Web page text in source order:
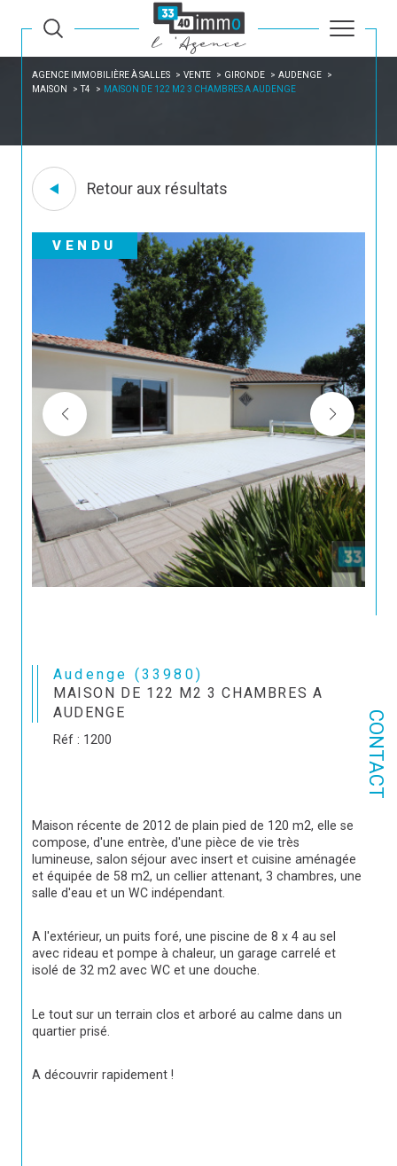
CONTACT
AGENCE IMMOBILIÈRE À SALLES VENTE GIRONDE
AUDENGE
MAISON
T4 MAISON DE 122 M2 3 CHAMBRES A AUDENGE
Retour aux résultats
VENDU
Audenge (33980)
MAISON DE 122 M2 3 CHAMBRES A
AUDENGE
Réf : 1200
Maison récente de 2012 de plain pied de 120 m2, elle se
compose, d'une entrèe, d'une pièce de vie très
lumineuse, salon séjour avec insert et cuisine aménagée
et équipée de 58 m2, un cellier attenant, 3 chambres, une
salle d'eau et un WC indépendant.
A l'extérieur, un puits foré, une piscine de 8 x 4 au sel
avec rideau et pompe à chaleur, un garage carrelé et
isolé de 32 m2 avec WC et une douche.
Le tout sur un terrain clos et arboré au calme dans un
quartier prisé.
A découvrir rapidement !